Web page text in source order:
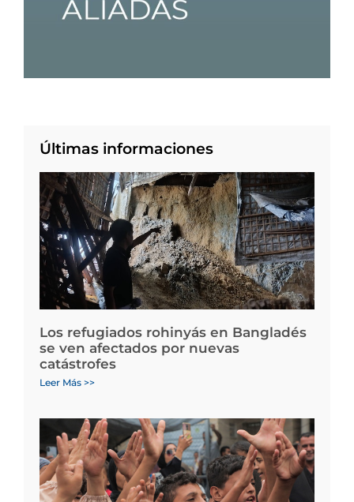
Últimas informaciones
Los refugiados rohinyás en Bangladés
se ven afectados por nuevas
catástrofes
Leer Más >>